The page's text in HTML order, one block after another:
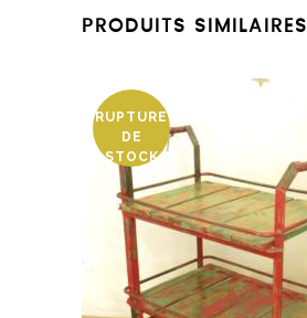
PRODUITS SIMILAIRES
RUPTURE
DE
STOCK